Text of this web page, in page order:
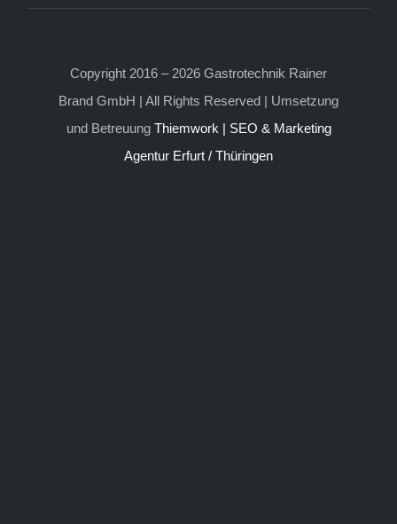
Copyright 2016 – 2026 Gastrotechnik Rainer
Brand GmbH | All Rights Reserved | Umsetzung
und Betreuung Thiemwork | SEO & Marketing
Agentur Erfurt / Thüringen